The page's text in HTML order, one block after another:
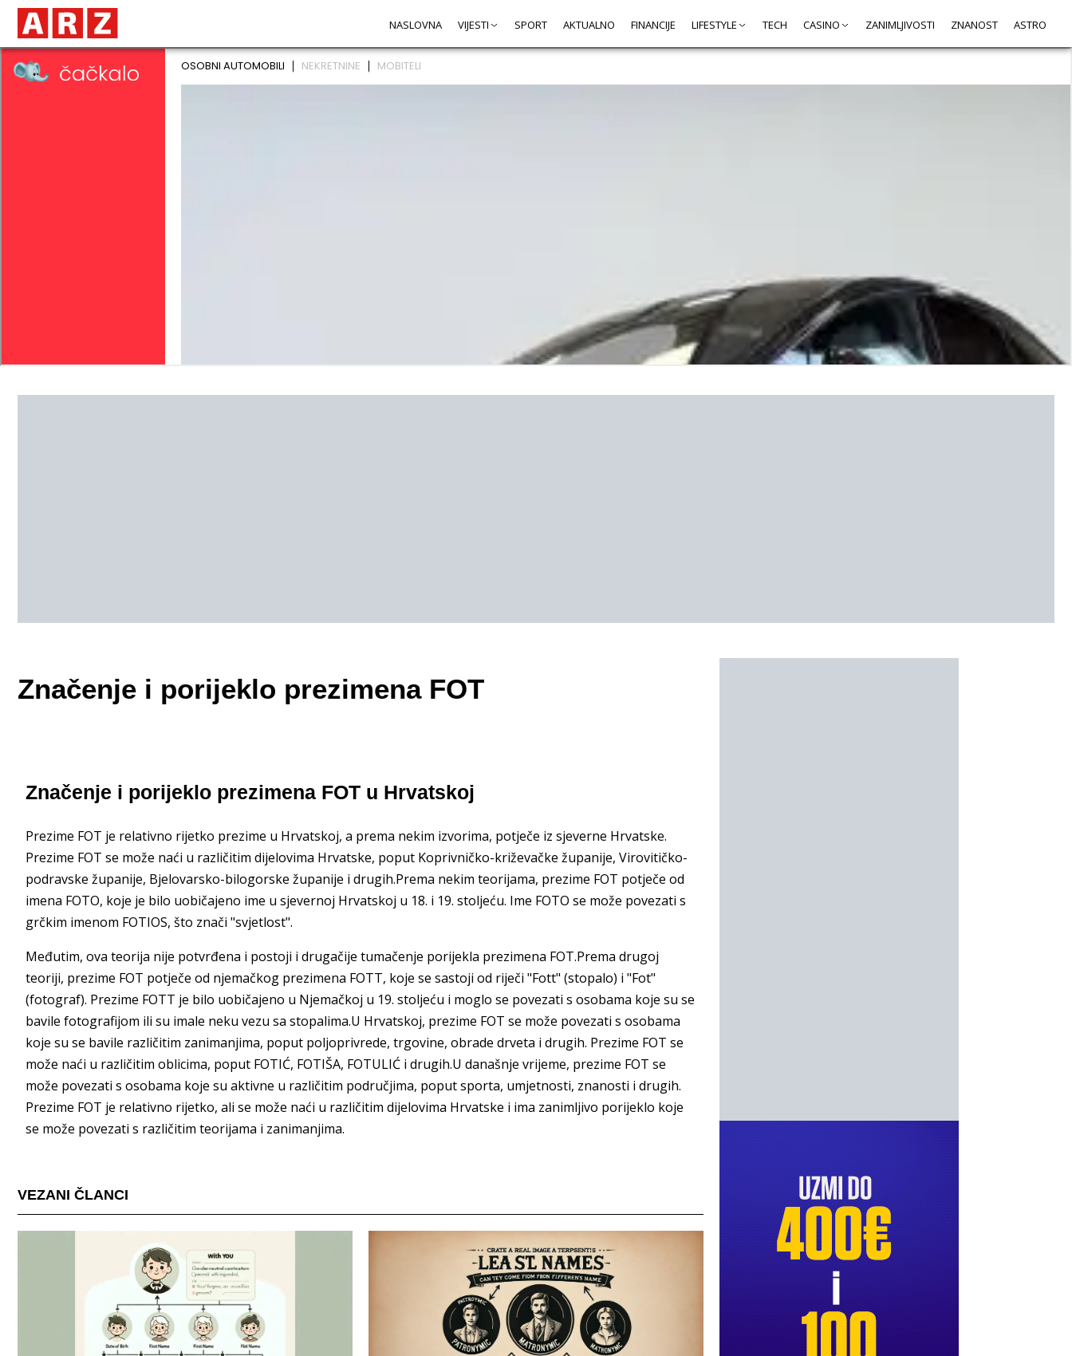
NASLOVNA VIJESTI SPORT AKTUALNO FINANCIJE LIFESTYLE TECH CASINO ZANIMLJIVOSTI ZNANOST ASTRO
Značenje i porijeklo prezimena FOT
Značenje i porijeklo prezimena FOT u Hrvatskoj
Prezime FOT je relativno rijetko prezime u Hrvatskoj, a prema nekim izvorima, potječe iz sjeverne Hrvatske.
Prezime FOT se može naći u različitim dijelovima Hrvatske, poput Koprivničko-križevačke županije, Virovitičko-
podravske županije, Bjelovarsko-bilogorske županije i drugih.Prema nekim teorijama, prezime FOT potječe od
imena FOTO, koje je bilo uobičajeno ime u sjevernoj Hrvatskoj u 18. i 19. stoljeću. Ime FOTO se može povezati s
grčkim imenom FOTIOS, što znači "svjetlost".
Međutim, ova teorija nije potvrđena i postoji i drugačije tumačenje porijekla prezimena FOT.Prema drugoj
teoriji, prezime FOT potječe od njemačkog prezimena FOTT, koje se sastoji od riječi "Fott" (stopalo) i "Fot"
(fotograf). Prezime FOTT je bilo uobičajeno u Njemačkoj u 19. stoljeću i moglo se povezati s osobama koje su se
bavile fotografijom ili su imale neku vezu sa stopalima.U Hrvatskoj, prezime FOT se može povezati s osobama
koje su se bavile različitim zanimanjima, poput poljoprivrede, trgovine, obrade drveta i drugih. Prezime FOT se
može naći u različitim oblicima, poput FOTIĆ, FOTIŠA, FOTULIĆ i drugih.U današnje vrijeme, prezime FOT se
može povezati s osobama koje su aktivne u različitim područjima, poput sporta, umjetnosti, znanosti i drugih.
Prezime FOT je relativno rijetko, ali se može naći u različitim dijelovima Hrvatske i ima zanimljivo porijeklo koje
se može povezati s različitim teorijama i zanimanjima.
VEZANI ČLANCI